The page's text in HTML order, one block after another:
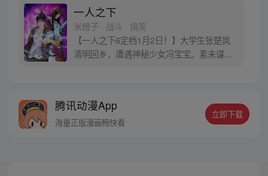
一人之下
米橙子 · 战斗 · 搞笑
【一人之下6定档1月2日！】大学生张楚岚
清明回乡，遭遇神秘少女冯宝宝。素未谋面
密，张楚岚的生活被彻底颠覆，与冯宝宝一
同踏上“异人”之旅。
腾讯动漫App
海量正版漫画畅快看
立即下载